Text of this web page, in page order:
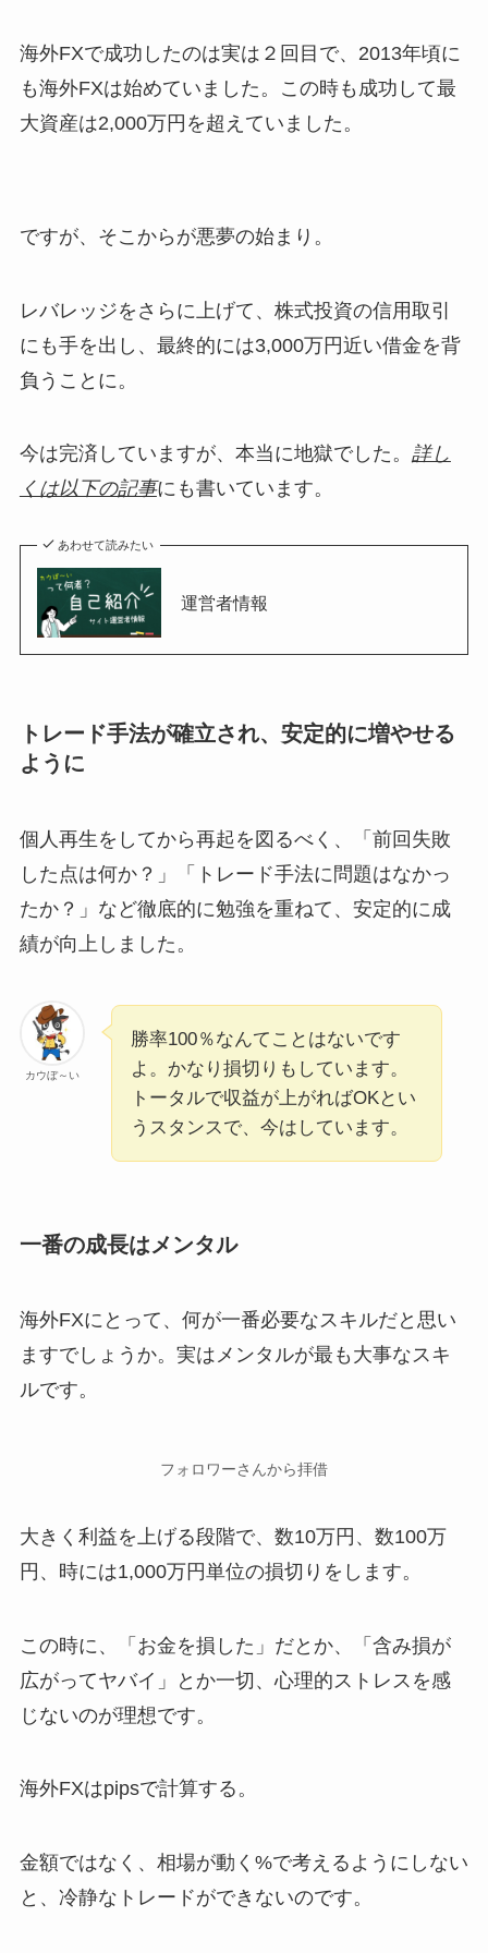
海外FXで成功したのは実は２回目で、2013年頃に
も海外FXは始めていました。この時も成功して最
大資産は2,000万円を超えていました。
ですが、そこからが悪夢の始まり。
レバレッジをさらに上げて、株式投資の信用取引
にも手を出し、最終的には3,000万円近い借金を背
負うことに。
今は完済していますが、本当に地獄でした。 詳し
くは以下の記事にも書いています。
あわせて読みたい
運営者情報
トレード手法が確立され、安定的に増やせる
ように
個人再生をしてから再起を図るべく、「前回失敗
した点は何か？」「トレード手法に問題はなかっ
たか？」など徹底的に勉強を重ねて、安定的に成
績が向上しました。
カウぼ～い
勝率100％なんてことはないです
よ。かなり損切りもしています。
トータルで収益が上がればOKとい
うスタンスで、今はしています。
一番の成長はメンタル
海外FXにとって、何が一番必要なスキルだと思い
ますでしょうか。実はメンタルが最も大事なスキ
ルです。
フォロワーさんから拝借
大きく利益を上げる段階で、数10万円、数100万
円、時には1,000万円単位の損切りをします。
この時に、「お金を損した」だとか、「含み損が
広がってヤバイ」とか一切、心理的ストレスを感
じないのが理想です。
海外FXはpipsで計算する。
金額ではなく、相場が動く%で考えるようにしない
と、冷静なトレードができないのです。